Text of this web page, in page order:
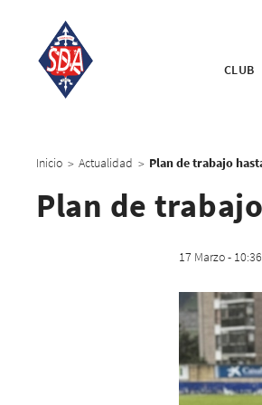
CLUB
Inicio > Actualidad >
Plan de
17 Marzo - 10:36